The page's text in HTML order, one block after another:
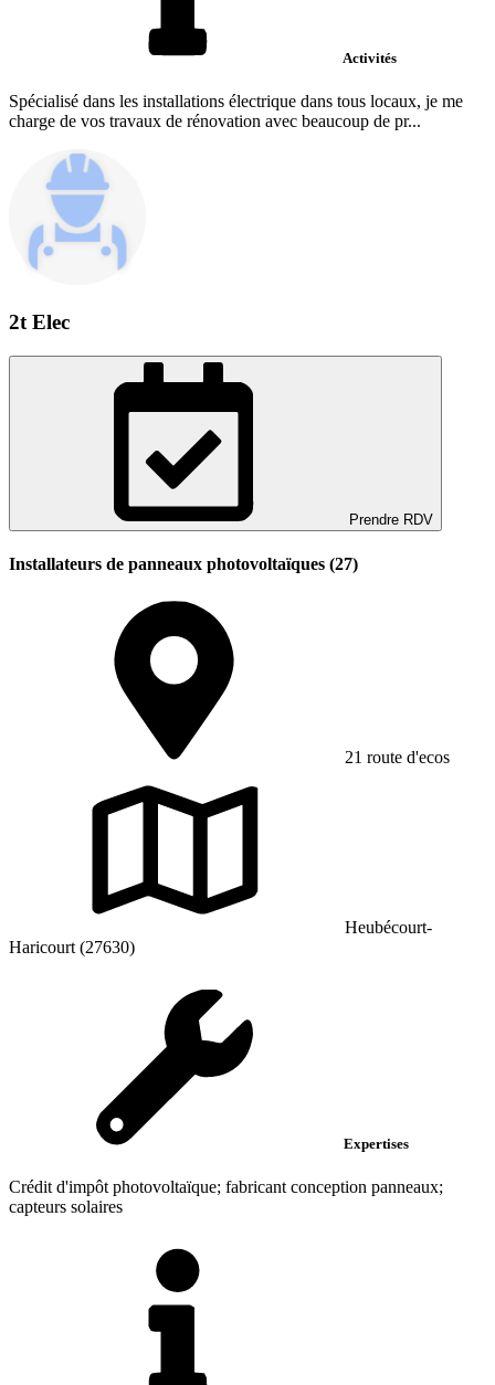
Activités
Spécialisé dans les installations électrique dans tous locaux, je me
charge de vos travaux de rénovation avec beaucoup de pr...
2t Elec
Prendre RDV
Installateurs de panneaux photovoltaïques (27)
21 route d'ecos
Heubécourt-
Haricourt (27630)
Expertises
Crédit d'impôt photovoltaïque; fabricant conception panneaux;
capteurs solaires